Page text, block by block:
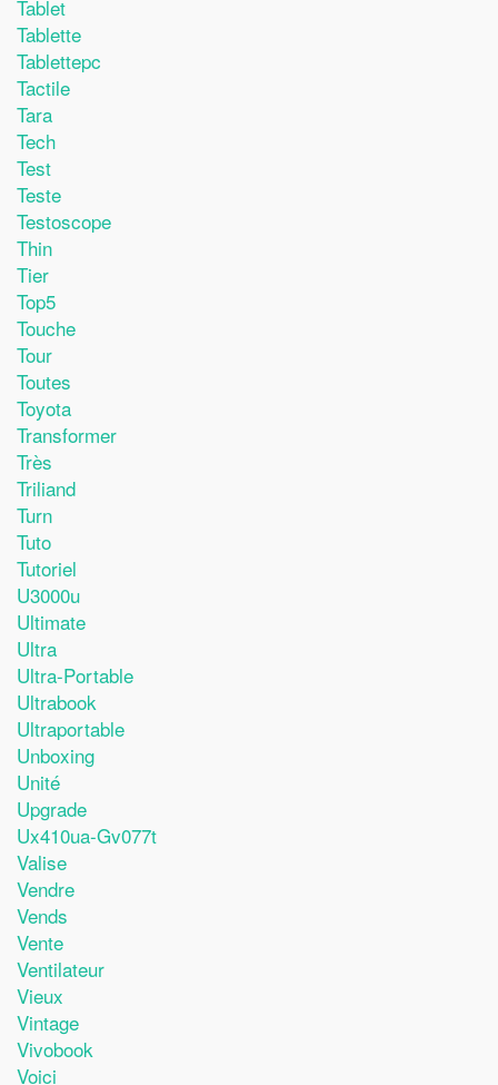
Tablet
Tablette
Tablettepc
Tactile
Tara
Tech
Test
Teste
Testoscope
Thin
Tier
Top5
Touche
Tour
Toutes
Toyota
Transformer
Très
Triliand
Turn
Tuto
Tutoriel
U3000u
Ultimate
Ultra
Ultra-Portable
Ultrabook
Ultraportable
Unboxing
Unité
Upgrade
Ux410ua-Gv077t
Valise
Vendre
Vends
Vente
Ventilateur
Vieux
Vintage
Vivobook
Voici